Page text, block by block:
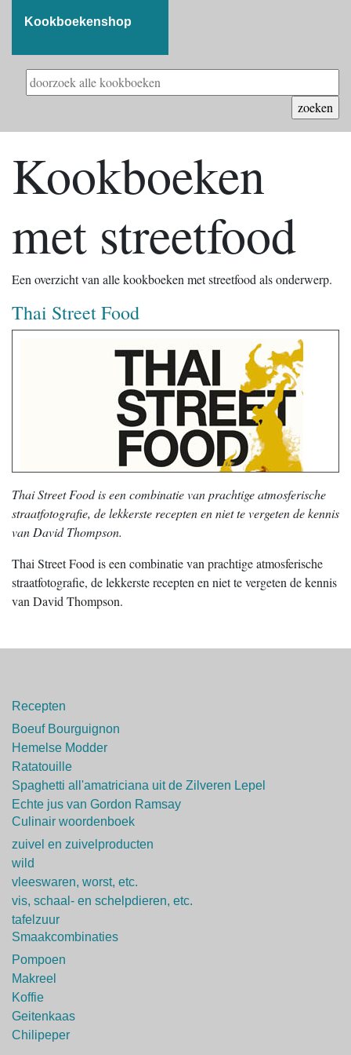
Kookboekenshop
Kookboeken
met streetfood
Een overzicht van alle kookboeken met streetfood als onderwerp.
Thai Street Food
Thai Street Food is een combinatie van prachtige atmosferische
straatfotografie, de lekkerste recepten en niet te vergeten de kennis
van David Thompson.
Thai Street Food is een combinatie van prachtige atmosferische
straatfotografie, de lekkerste recepten en niet te vergeten de kennis
van David Thompson.
Recepten
Boeuf Bourguignon
Hemelse Modder
Ratatouille
Spaghetti all'amatriciana uit de Zilveren Lepel
Echte jus van Gordon Ramsay
Culinair woordenboek
zuivel en zuivelproducten
wild
vleeswaren, worst, etc.
vis, schaal- en schelpdieren, etc.
tafelzuur
Smaakcombinaties
Pompoen
Makreel
Koffie
Geitenkaas
Chilipeper